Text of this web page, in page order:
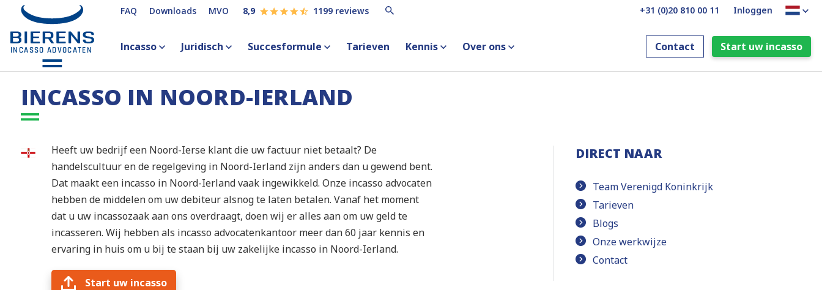
FAQ Downloads MVO 8,9 1199 reviews +31 (0)20 810 00 11 Inloggen
Incasso Juridisch Succesformule Tarieven Kennis Over ons Contact Start uw incasso
INCASSO IN NOORD-IERLAND
Heeft uw bedrijf een Noord-Ierse klant die uw factuur niet betaalt? De
handelscultuur en de regelgeving in Noord-Ierland zijn anders dan u gewend bent.
Dat maakt een incasso in Noord-Ierland vaak ingewikkeld. Onze incasso advocaten
hebben de middelen om uw debiteur alsnog te laten betalen. Vanaf het moment
dat u uw incassozaak aan ons overdraagt, doen wij er alles aan om uw geld te
incasseren. Wij hebben als incasso advocatenkantoor meer dan 60 jaar kennis en
ervaring in huis om u bij te staan bij uw zakelijke incasso in Noord-Ierland.
Start uw incasso
DIRECT NAAR
Team Verenigd Koninkrijk
Tarieven
Blogs
Onze werkwijze
Contact